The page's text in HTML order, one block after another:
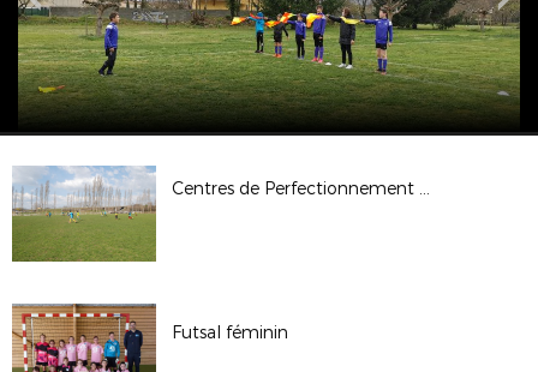
Centres de Perfectionnement U13G 2017-2018
Futsal féminin